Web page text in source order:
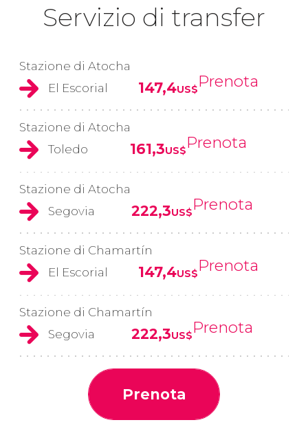
Servizio di transfer
Stazione di Atocha
El Escorial
147,4US$Prenota
Stazione di Atocha
Toledo
161,3US$Prenota
Stazione di Atocha
Segovia
222,3US$Prenota
Stazione di Chamartín
El Escorial
147,4US$Prenota
Stazione di Chamartín
Segovia
222,3US$Prenota
Prenota